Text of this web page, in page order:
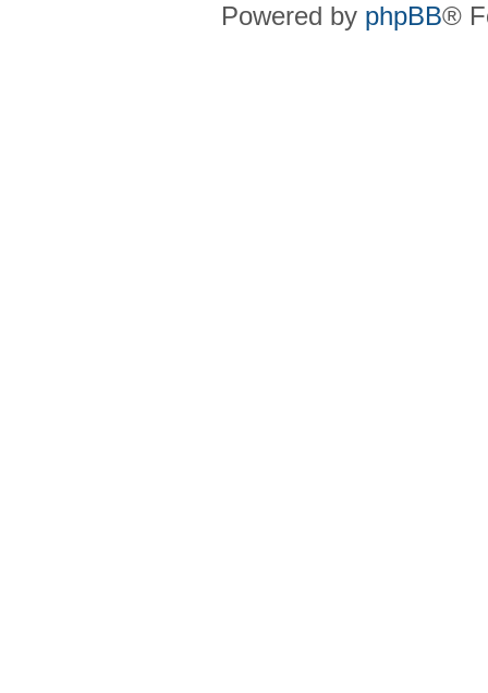
Powered by phpBB®